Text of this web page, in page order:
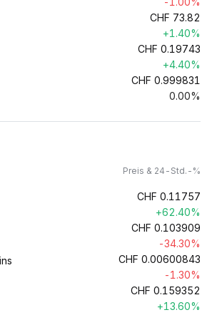
CHF 73.82
+1.40%
CHF 0.19743
+4.40%
CHF 0.999831
0.00%
Preis & 24-Std.-%
CHF 0.11757
+62.40%
CHF 0.103909
-34.30%
CHF 0.00600843
-1.30%
CHF 0.159352
+13.60%